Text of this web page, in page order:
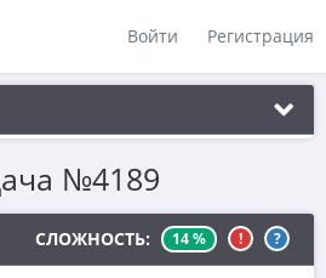
Войти Регистрация
задачи
таблицы
№4189
СЛОЖНОСТЬ: 14 % ! ?